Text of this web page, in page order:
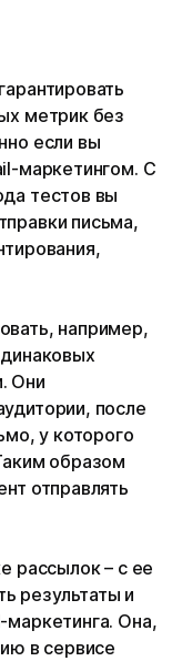
метрик без
если вы
маркетингом. С
тестов вы
письма,
например,
Они
после
у которого
образом
отправлять
рассылок – с ее
результаты и
маркетинга. Она,
в сервисе